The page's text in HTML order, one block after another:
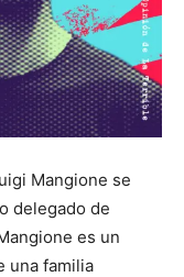
Mangione se
delegado de
es un
una familia